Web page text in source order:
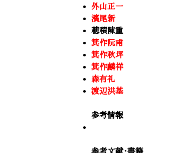
外山正一
濱尾新
穂積陳重
箕作阮甫
箕作秋坪
箕作麟祥
森有礼
渡辺洪基
参考情報
参考文献・書籍